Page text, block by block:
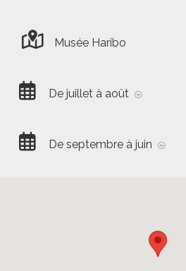
Musée Haribo
De juillet à août
De septembre à juin